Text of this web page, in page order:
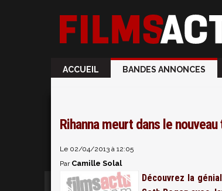
ACCUEIL BANDES ANNONCES
Rihanna meurt dans le
Le 02/04/2013 à 12:05
Par Camille Solal
Découvrez la